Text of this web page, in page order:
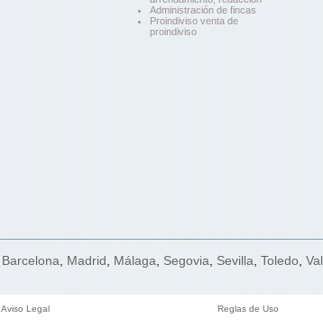
Administración de fincas
Proindiviso venta de
proindiviso
Barcelona Madrid Málaga Segovia Sevilla Toledo
Aviso Legal Reglas de Uso